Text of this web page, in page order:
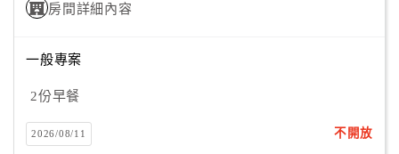
上
利
房間詳細內容
一般專案
2份早餐
2026/08/11 不開放